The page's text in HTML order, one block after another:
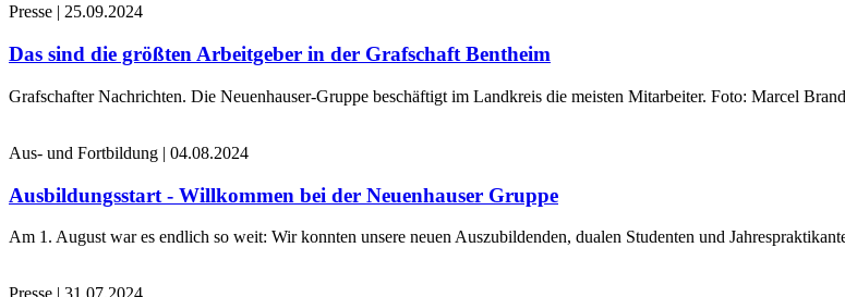
Presse | 25.09.2024
Das sind die größten Arbeitgeber in der Grafschaft Bentheim
Grafschafter Nachrichten. Die Neuenhauser-Gruppe beschäftigt im Landkreis die meisten Mitarbeiter. Foto: Marcel
Aus- und Fortbildung | 04.08.2024
Ausbildungsstart - Willkommen bei der Neuenhauser Gruppe
Am 1. August war es endlich so weit: Wir konnten unsere neuen Auszubildenden, dualen Studenten und